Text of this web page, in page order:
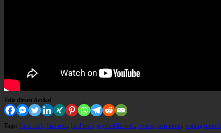
Teile diesen Artikel
Tags: blues rock, fuzz rock, hard rock, psychedelic rock, review, sacri monti, waiting room